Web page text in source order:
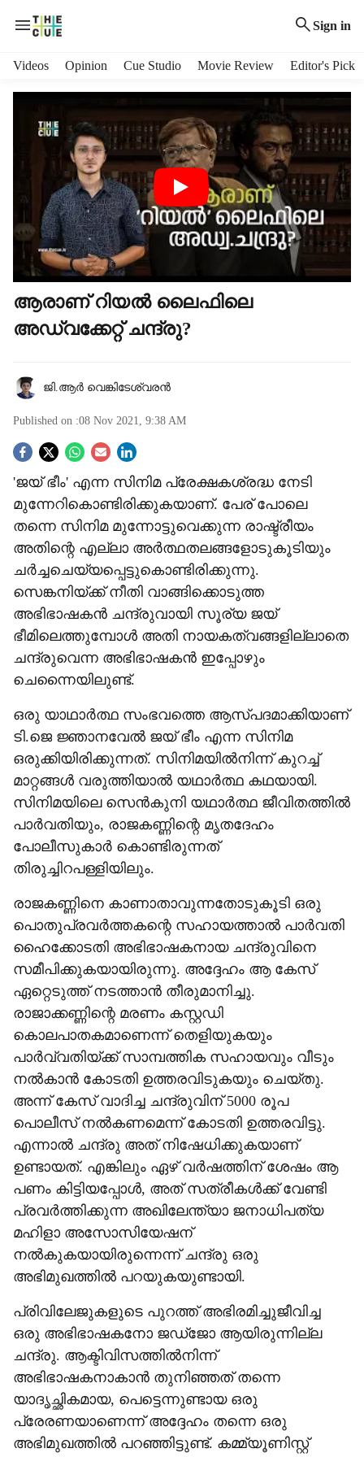
Sign in
Videos Opinion Cue Studio Movie Review Editor's Pick
ആരാണ് റിയൽ ലൈഫിലെ
അഡ്വക്കേറ്റ് ചന്ദ്രു?
ജി.ആര്‍ വെങ്കിടേശ്വരന്‍
Published on :08 Nov 2021, 9:38 AM
S
o
c
i
a
l
s
h
a
r
e
'ജയ് ഭീം' എന്ന സിനിമ പ്രേക്ഷകശ്രദ്ധ നേടി
മുന്നേറികൊണ്ടിരിക്കുകയാണ്. പേര് പോലെ
തന്നെ സിനിമ മുന്നോട്ടുവെക്കുന്ന രാഷ്ട്രീയം
അതിന്റെ എല്ലാ അര്‍ത്ഥതലങ്ങളോടുകൂടിയും
ചര്‍ച്ചചെയ്യപ്പെട്ടുകൊണ്ടിരിക്കുന്നു.
സെങ്കനിയ്ക്ക് നീതി വാങ്ങിക്കൊടുത്ത
അഭിഭാഷകന്‍ ചന്ദ്രുവായി സൂര്യ ജയ്
ഭീമിലെത്തുമ്പോള്‍ അതി നായകത്വങ്ങളില്ലാതെ
ചന്ദ്രുവെന്ന അഭിഭാഷകന്‍ ഇപ്പോഴും
ചെന്നൈയിലുണ്ട്.
ഒരു യാഥാര്‍ത്ഥ സംഭവത്തെ ആസ്പദമാക്കിയാണ്
ടി.ജെ ജ്ഞാനവേല്‍ ജയ് ഭീം എന്ന സിനിമ
ഒരുക്കിയിരിക്കുന്നത്. സിനിമയിൽനിന്ന് കുറച്ച്
മാറ്റങ്ങൾ വരുത്തിയാൽ യഥാർത്ഥ കഥയായി.
സിനിമയിലെ സെൻകുനി യഥാർത്ഥ ജീവിതത്തിൽ
പാർവതിയും, രാജകണ്ണിന്റെ മൃതദേഹം
പോലീസുകാർ കൊണ്ടിരുന്നത്
തിരുച്ചിറപള്ളിയിലും.
രാജകണ്ണിനെ കാണാതാവുന്നതോടുകൂടി ഒരു
പൊതുപ്രവര്‍ത്തകന്റെ സഹായത്താല്‍ പാര്‍വതി
ഹൈക്കോടതി അഭിഭാഷകനായ ചന്ദ്രുവിനെ
സമീപിക്കുകയായിരുന്നു. അദ്ദേഹം ആ കേസ്
ഏറ്റെടുത്ത് നടത്താന്‍ തീരുമാനിച്ചു.
രാജാക്കണ്ണിന്റെ മരണം കസ്റ്റഡി
കൊലപാതകമാണെന്ന് തെളിയുകയും
പാര്‍വ്വതിയ്ക്ക് സാമ്പത്തിക സഹായവും വീടും
നല്‍കാന്‍ കോടതി ഉത്തരവിടുകയും ചെയ്തു.
അന്ന് കേസ് വാദിച്ച ചന്ദ്രുവിന് 5000 രൂപ
പൊലീസ് നല്‍കണമെന്ന് കോടതി ഉത്തരവിട്ടു.
എന്നാല്‍ ചന്ദ്രു അത് നിഷേധിക്കുകയാണ്
ഉണ്ടായത്. എങ്കിലും ഏഴ് വര്‍ഷത്തിന് ശേഷം ആ
പണം കിട്ടിയപ്പോള്‍, അത് സത്രീകള്‍ക്ക് വേണ്ടി
പ്രവര്‍ത്തിക്കുന്ന അഖിലേന്ത്യാ ജനാധിപത്യ
മഹിളാ അസോസിയേഷന്
നല്‍കുകയായിരുന്നെന്ന് ചന്ദ്രു ഒരു
അഭിമുഖത്തില്‍ പറയുകയുണ്ടായി.
പ്രിവിലേജുകളുടെ പുറത്ത് അഭിരമിച്ചുജീവിച്ച
ഒരു അഭിഭാഷകനോ ജഡ്ജോ ആയിരുന്നില്ല
ചന്ദ്രു. ആക്ടിവിസത്തില്‍നിന്ന്
അഭിഭാഷകനാകാന്‍ തുനിഞ്ഞത് തന്നെ
യാദൃച്ഛികമായ, പെട്ടെന്നുണ്ടായ ഒരു
പ്രേരണയാണെന്ന് അദ്ദേഹം തന്നെ ഒരു
അഭിമുഖത്തില്‍ പറഞ്ഞിട്ടുണ്ട്. കമ്മ്യൂണിസ്റ്റ്